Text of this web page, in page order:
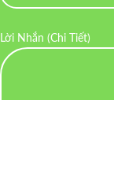
Lời Nhắn (Chi Tiết)